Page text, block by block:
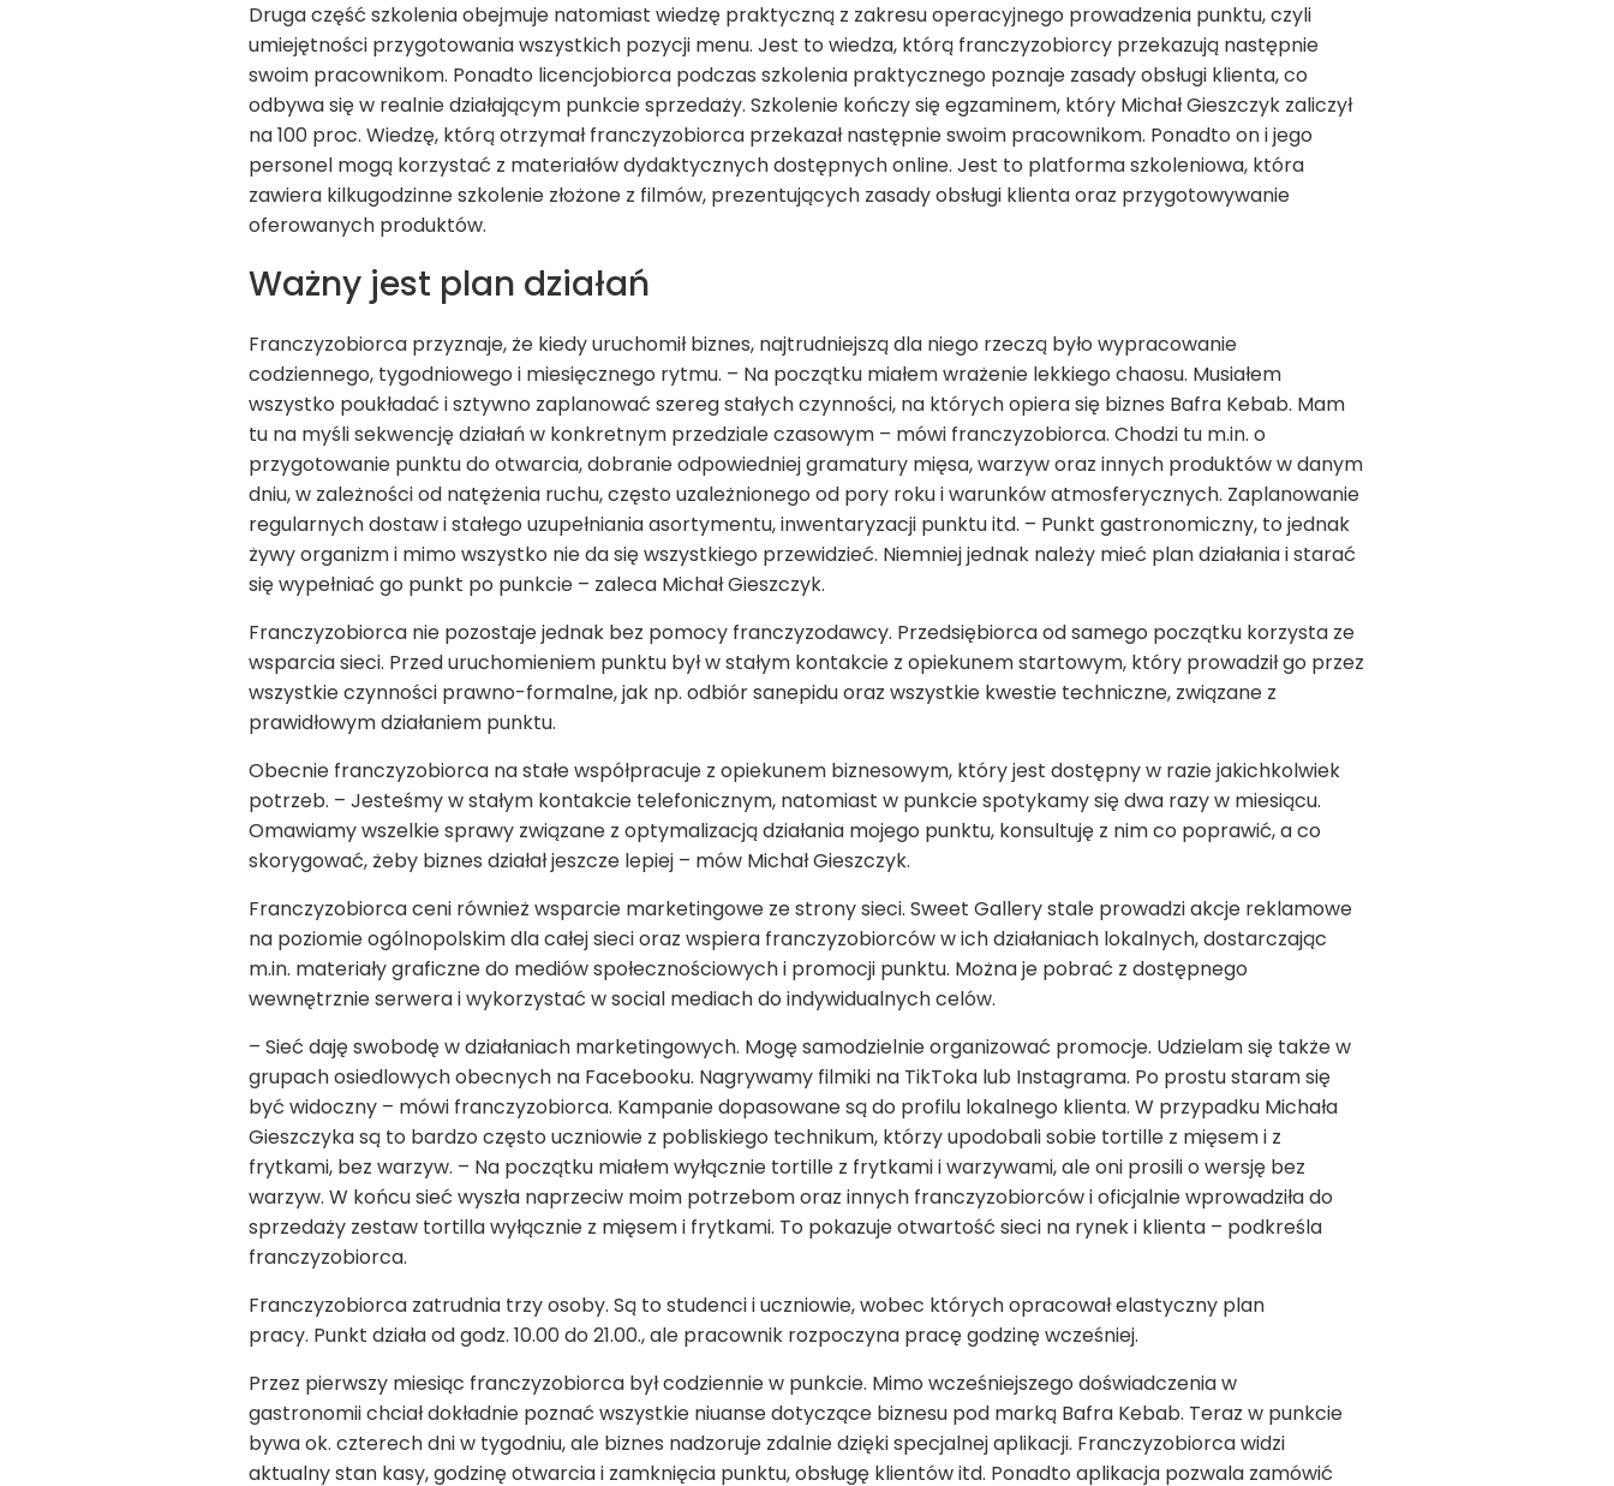
Druga część szkolenia obejmuje natomiast wiedzę praktyczną z zakresu operacyjnego prowadzenia punktu, czyli
umiejętności przygotowania wszystkich pozycji menu. Jest to wiedza, którą franczyzobiorcy przekazują następnie
swoim pracownikom. Ponadto licencjobiorca podczas szkolenia praktycznego poznaje zasady obsługi klienta, co
odbywa się w realnie działającym punkcie sprzedaży. Szkolenie kończy się egzaminem, który Michał Gieszczyk zaliczył
na 100 proc. Wiedzę, którą otrzymał franczyzobiorca przekazał następnie swoim pracownikom. Ponadto on i jego
personel mogą korzystać z materiałów dydaktycznych dostępnych online. Jest to platforma szkoleniowa, która
zawiera kilkugodzinne szkolenie złożone z filmów, prezentujących zasady obsługi klienta oraz przygotowywanie
oferowanych produktów.
Ważny jest plan działań
Franczyzobiorca przyznaje, że kiedy uruchomił biznes, najtrudniejszą dla niego rzeczą było wypracowanie
codziennego, tygodniowego i miesięcznego rytmu. – Na początku miałem wrażenie lekkiego chaosu. Musiałem
wszystko poukładać i sztywno zaplanować szereg stałych czynności, na których opiera się biznes Bafra Kebab. Mam
tu na myśli sekwencję działań w konkretnym przedziale czasowym – mówi franczyzobiorca. Chodzi tu m.in. o
przygotowanie punktu do otwarcia, dobranie odpowiedniej gramatury mięsa, warzyw oraz innych produktów w danym
dniu, w zależności od natężenia ruchu, często uzależnionego od pory roku i warunków atmosferycznych. Zaplanowanie
regularnych dostaw i stałego uzupełniania asortymentu, inwentaryzacji punktu itd. – Punkt gastronomiczny, to jednak
żywy organizm i mimo wszystko nie da się wszystkiego przewidzieć. Niemniej jednak należy mieć plan działania i starać
się wypełniać go punkt po punkcie – zaleca Michał Gieszczyk.
Franczyzobiorca nie pozostaje jednak bez pomocy franczyzodawcy. Przedsiębiorca od samego początku korzysta ze
wsparcia sieci. Przed uruchomieniem punktu był w stałym kontakcie z opiekunem startowym, który prowadził go przez
wszystkie czynności prawno-formalne, jak np. odbiór sanepidu oraz wszystkie kwestie techniczne, związane z
prawidłowym działaniem punktu.
Obecnie franczyzobiorca na stałe współpracuje z opiekunem biznesowym, który jest dostępny w razie jakichkolwiek
potrzeb. – Jesteśmy w stałym kontakcie telefonicznym, natomiast w punkcie spotykamy się dwa razy w miesiącu.
Omawiamy wszelkie sprawy związane z optymalizacją działania mojego punktu, konsultuję z nim co poprawić, a co
skorygować, żeby biznes działał jeszcze lepiej – mów Michał Gieszczyk.
Franczyzobiorca ceni również wsparcie marketingowe ze strony sieci. Sweet Gallery stale prowadzi akcje reklamowe
na poziomie ogólnopolskim dla całej sieci oraz wspiera franczyzobiorców w ich działaniach lokalnych, dostarczając
m.in. materiały graficzne do mediów społecznościowych i promocji punktu. Można je pobrać z dostępnego
wewnętrznie serwera i wykorzystać w social mediach do indywidualnych celów.
– Sieć daję swobodę w działaniach marketingowych. Mogę samodzielnie organizować promocje. Udzielam się także w
grupach osiedlowych obecnych na Facebooku. Nagrywamy filmiki na TikToka lub Instagrama. Po prostu staram się
być widoczny – mówi franczyzobiorca. Kampanie dopasowane są do profilu lokalnego klienta. W przypadku Michała
Gieszczyka są to bardzo często uczniowie z pobliskiego technikum, którzy upodobali sobie tortille z mięsem i z
frytkami, bez warzyw. – Na początku miałem wyłącznie tortille z frytkami i warzywami, ale oni prosili o wersję bez
warzyw. W końcu sieć wyszła naprzeciw moim potrzebom oraz innych franczyzobiorców i oficjalnie wprowadziła do
sprzedaży zestaw tortilla wyłącznie z mięsem i frytkami. To pokazuje otwartość sieci na rynek i klienta – podkreśla
franczyzobiorca.
Franczyzobiorca zatrudnia trzy osoby. Są to studenci i uczniowie, wobec których opracował elastyczny plan
pracy. Punkt działa od godz. 10.00 do 21.00., ale pracownik rozpoczyna pracę godzinę wcześniej.
Przez pierwszy miesiąc franczyzobiorca był codziennie w punkcie. Mimo wcześniejszego doświadczenia w
gastronomii chciał dokładnie poznać wszystkie niuanse dotyczące biznesu pod marką Bafra Kebab. Teraz w punkcie
bywa ok. czterech dni w tygodniu, ale biznes nadzoruje zdalnie dzięki specjalnej aplikacji. Franczyzobiorca widzi
aktualny stan kasy, godzinę otwarcia i zamknięcia punktu, obsługę klientów itd. Ponadto aplikacja pozwala zamówić